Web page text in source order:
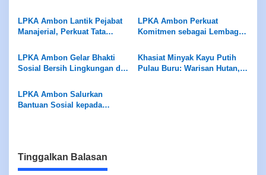
Panca Karya
LPKA Ambon Lantik Pejabat
Manajerial, Perkuat Tata
LPKA Ambon Perkuat
Komitmen sebagai Lembaga
Pengukuran Standar LPKRA
LPKA Ambon Gelar Bhakti
Sosial Bersih Lingkungan di
Khasiat Minyak Kayu Putih
Pulau Buru: Warisan Hutan,
LPKA Ambon Salurkan
Bantuan Sosial kepada
Tinggalkan Balasan